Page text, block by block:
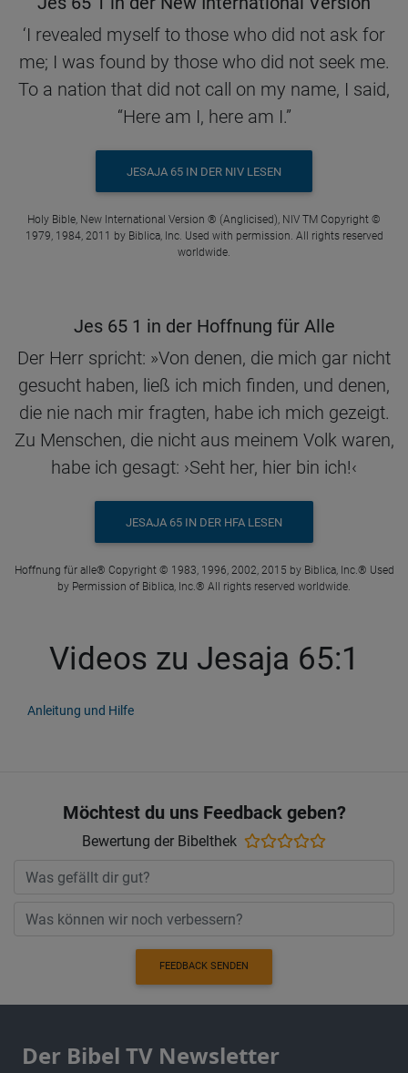
‘I revealed myself to those who did not ask for
me; I was found by those who did not seek me.
To a nation that did not call on my name, I said,
“Here am I, here am I.”
JESAJA 65 IN DER NIV LESEN
Holy Bible, New International Version ® (Anglicised), NIV TM Copyright ©
1979, 1984, 2011 by Biblica, Inc. Used with permission. All rights reserved
worldwide.
Jes 65 1 in der Hoffnung für Alle
Der Herr spricht: »Von denen, die mich gar nicht
gesucht haben, ließ ich mich finden, und denen,
die nie nach mir fragten, habe ich mich gezeigt.
Zu Menschen, die nicht aus meinem Volk waren,
habe ich gesagt: ›Seht her, hier bin ich!‹
JESAJA 65 IN DER HFA LESEN
Hoffnung für alle® Copyright © 1983, 1996, 2002, 2015 by Biblica, Inc.® Used
by Permission of Biblica, Inc.® All rights reserved worldwide.
Videos zu Jesaja 65:1
Anleitung und Hilfe
Möchtest du uns Feedback geben?
Bewertung der Bibelthek
FEEDBACK SENDEN
Der Bibel TV Newsletter